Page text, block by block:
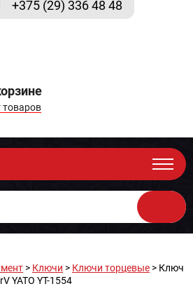
+375 (29) 336 48 48
товаров
> Ключи > Ключи торцевые > Ключ
YATO YT-1554